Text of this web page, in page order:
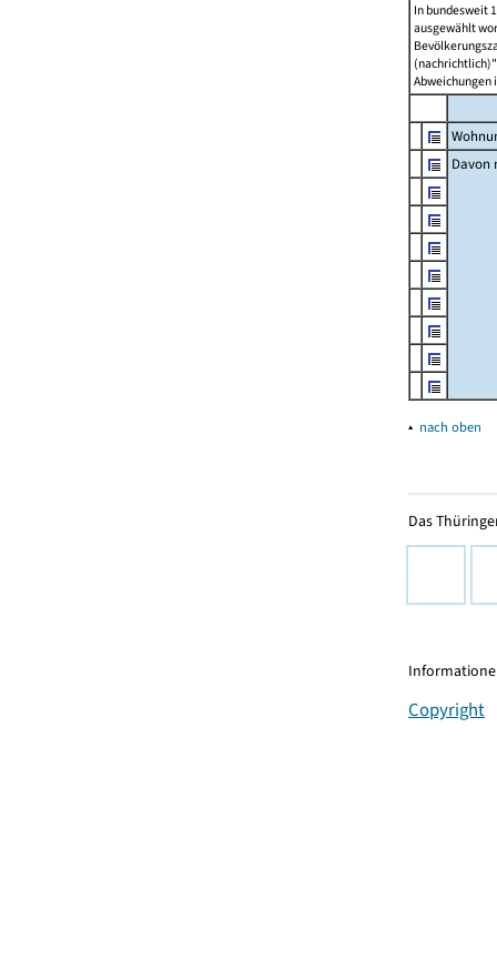
In bundesweit
ausgewählt
Abweichungen
Davon
▴ nach oben
Das
Copyright